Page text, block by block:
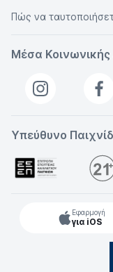
Πώς να
Μέσα
Υπεύθυνο
Εφαρμογή
για iOS